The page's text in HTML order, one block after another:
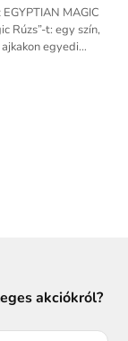
MAGIC
Rúzs”-t: egy szín,
egyedi
– varázslatos
akciókról?